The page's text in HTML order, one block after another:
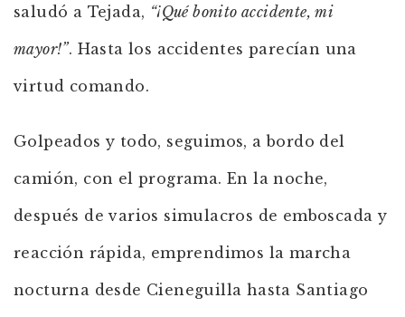
saludó a Tejada, “¡Qué bonito accidente, mi
mayor!”. Hasta los accidentes parecían una
virtud comando.
Golpeados y todo, seguimos, a bordo del
camión, con el programa. En la noche,
después de varios simulacros de emboscada y
reacción rápida, emprendimos la marcha
nocturna desde Cieneguilla hasta Santiago